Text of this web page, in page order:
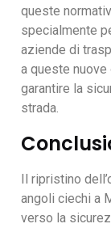
queste
specialmente
aziende di
a queste
garantire la
strada.
Il ripristino
angoli ciechi a
verso la